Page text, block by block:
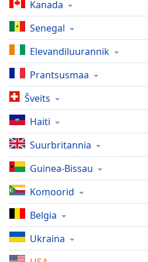
Time
1x
Playback
Rate
Chapters
Chapters
Descriptions
descriptions
off,
selected
Subtitles
subtitles
settings,
opens
Kanada
Senegal
Elevandiluurannik
Prantsusmaa
Šveits
Haiti
Suurbritannia
Guinea-Bissau
Komoorid
Belgia
Ukraina